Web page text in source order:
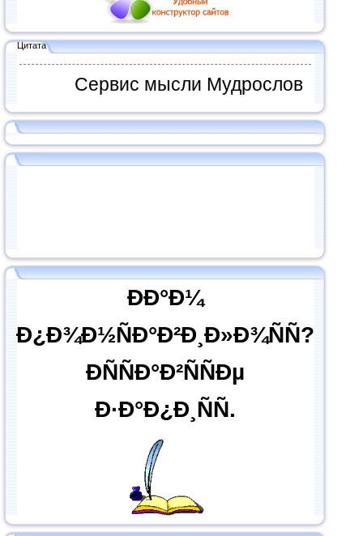
Цитата
Сервис мысли Мудрослов
ÐÐ°Ð¼
Ð¿Ð¾Ð½ÑÐ°Ð²Ð¸Ð»Ð¾ÑÑ?
ÐÑÑÐ°Ð²ÑÑÐµ
Ð·Ð°Ð¿Ð¸ÑÑ.